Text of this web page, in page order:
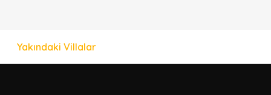
Yakındaki Villalar